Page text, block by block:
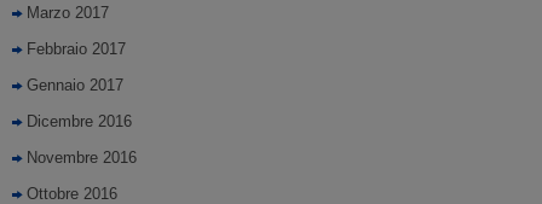
Marzo 2017
Febbraio 2017
Gennaio 2017
Dicembre 2016
Novembre 2016
Ottobre 2016